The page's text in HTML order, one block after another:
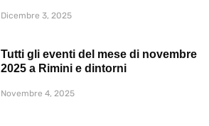
Dicembre 3, 2025
Tutti gli eventi del mese di novembre
2025 a Rimini e dintorni
Novembre 4, 2025